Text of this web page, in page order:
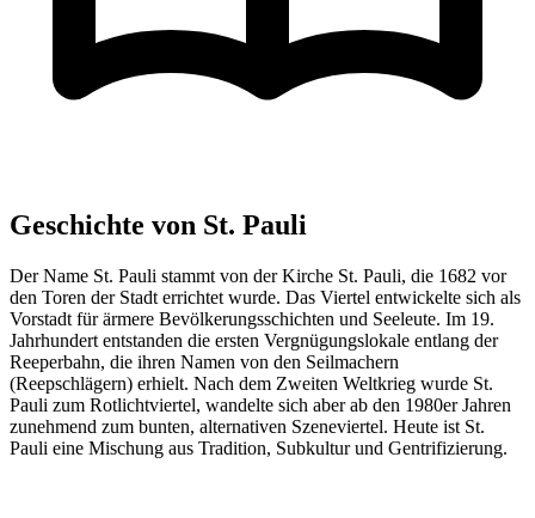
Geschichte von St. Pauli
Der Name St. Pauli stammt von der Kirche St. Pauli, die 1682 vor
den Toren der Stadt errichtet wurde. Das Viertel entwickelte sich als
Vorstadt für ärmere Bevölkerungsschichten und Seeleute. Im 19.
Jahrhundert entstanden die ersten Vergnügungslokale entlang der
Reeperbahn, die ihren Namen von den Seilmachern
(Reepschlägern) erhielt. Nach dem Zweiten Weltkrieg wurde St.
Pauli zum Rotlichtviertel, wandelte sich aber ab den 1980er Jahren
zunehmend zum bunten, alternativen Szeneviertel. Heute ist St.
Pauli eine Mischung aus Tradition, Subkultur und Gentrifizierung.